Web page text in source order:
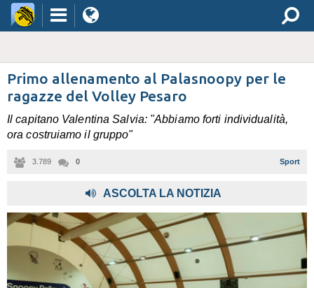
Primo allenamento al Palasnoopy per le
ragazze del Volley Pesaro
Il capitano Valentina Salvia: "Abbiamo forti individualità,
ora costruiamo il gruppo"
3.789 0 Sport
ASCOLTA LA NOTIZIA